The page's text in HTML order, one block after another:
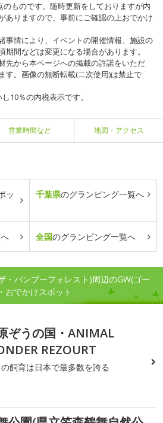
ものです。随時更新をしておりますが内
ありますので、事前にご確認の上おでかけ
事情により、イベントの開催情報、施設の
間などは変更になる場合があります。
先から本ページへの掲載の許諾をいただ
す。画像の無断転載(二次使用)は禁止で
10％の内税表示です。
営業時間など 地図・アクセス
ッ
千葉県のグランピング一覧へ
全国のグランピング一覧へ
・バンブーフォレスト)周辺のGW(ゴー
おでかけスポット
ぞうの国・ANIMAL
REZOURT
飼育は日本で最多数を誇る